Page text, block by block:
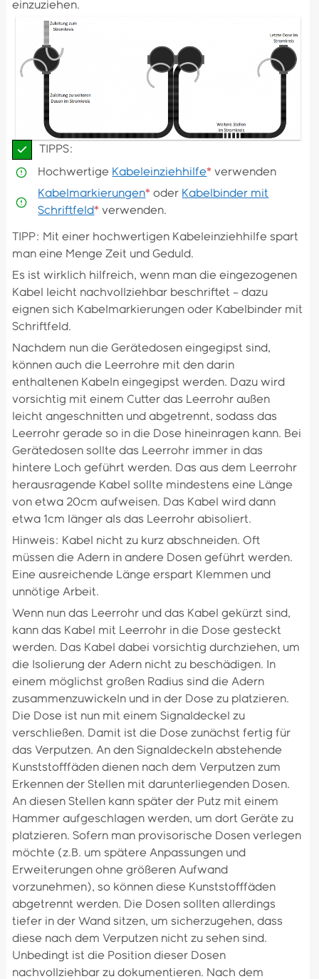
einzuziehen.
TIPPS:
Hochwertige Kabeleinziehhilfe* verwenden
Kabelmarkierungen* oder Kabelbinder mit
Schriftfeld* verwenden.
TIPP: Mit einer hochwertigen Kabeleinziehhilfe spart
man eine Menge Zeit und Geduld.
Es ist wirklich hilfreich, wenn man die eingezogenen
Kabel leicht nachvollziehbar beschriftet – dazu
eignen sich Kabelmarkierungen oder Kabelbinder mit
Schriftfeld.
Nachdem nun die Gerätedosen eingegipst sind,
können auch die Leerrohre mit den darin
enthaltenen Kabeln eingegipst werden. Dazu wird
vorsichtig mit einem Cutter das Leerrohr außen
leicht angeschnitten und abgetrennt, sodass das
Leerrohr gerade so in die Dose hineinragen kann. Bei
Gerätedosen sollte das Leerrohr immer in das
hintere Loch geführt werden. Das aus dem Leerrohr
herausragende Kabel sollte mindestens eine Länge
von etwa 20cm aufweisen. Das Kabel wird dann
etwa 1cm länger als das Leerrohr abisoliert.
Hinweis: Kabel nicht zu kurz abschneiden. Oft
müssen die Adern in andere Dosen geführt werden.
Eine ausreichende Länge erspart Klemmen und
unnötige Arbeit.
Wenn nun das Leerrohr und das Kabel gekürzt sind,
kann das Kabel mit Leerrohr in die Dose gesteckt
werden. Das Kabel dabei vorsichtig durchziehen, um
die Isolierung der Adern nicht zu beschädigen. In
einem möglichst großen Radius sind die Adern
zusammenzuwickeln und in der Dose zu platzieren.
Die Dose ist nun mit einem Signaldeckel zu
verschließen. Damit ist die Dose zunächst fertig für
das Verputzen. An den Signaldeckeln abstehende
Kunststofffäden dienen nach dem Verputzen zum
Erkennen der Stellen mit darunterliegenden Dosen.
An diesen Stellen kann später der Putz mit einem
Hammer aufgeschlagen werden, um dort Geräte zu
platzieren. Sofern man provisorische Dosen verlegen
möchte (z.B. um spätere Anpassungen und
Erweiterungen ohne größeren Aufwand
vorzunehmen), so können diese Kunststofffäden
abgetrennt werden. Die Dosen sollten allerdings
tiefer in der Wand sitzen, um sicherzugehen, dass
diese nach dem Verputzen nicht zu sehen sind.
Unbedingt ist die Position dieser Dosen
nachvollziehbar zu dokumentieren. Nach dem